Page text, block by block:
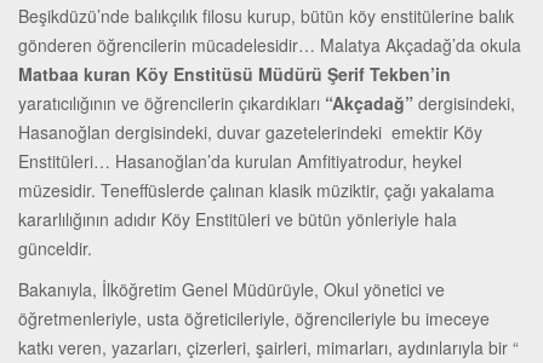
Beşikdüzü’nde balıkçılık filosu kurup, bütün köy enstitülerine balık
gönderen öğrencilerin mücadelesidir… Malatya Akçadağ’da okula
Matbaa kuran Köy Enstitüsü Müdürü Şerif Tekben’in
yaratıcılığının ve öğrencilerin çıkardıkları “Akçadağ” dergisindeki,
Hasanoğlan dergisindeki, duvar gazetelerindeki emektir Köy
Enstitüleri… Hasanoğlan’da kurulan Amfitiyatrodur, heykel
müzesidir. Teneffüslerde çalınan klasik müziktir, çağı yakalama
kararlılığının adıdır Köy Enstitüleri ve bütün yönleriyle hala
günceldir.
Bakanıyla, İlköğretim Genel Müdürüyle, Okul yönetici ve
öğretmenleriyle, usta öğreticileriyle, öğrencileriyle bu imeceye
katkı veren, yazarları, çizerleri, şairleri, mimarları, aydınlarıyla bir “